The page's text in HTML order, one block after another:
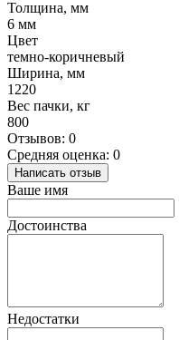
Толщина, мм
6 мм
Цвет
темно-коричневый
Ширина, мм
1220
Вес пачки, кг
800
Отзывов: 0
Средняя оценка: 0
Написать отзыв
Ваше имя
Достоинства
Недостатки